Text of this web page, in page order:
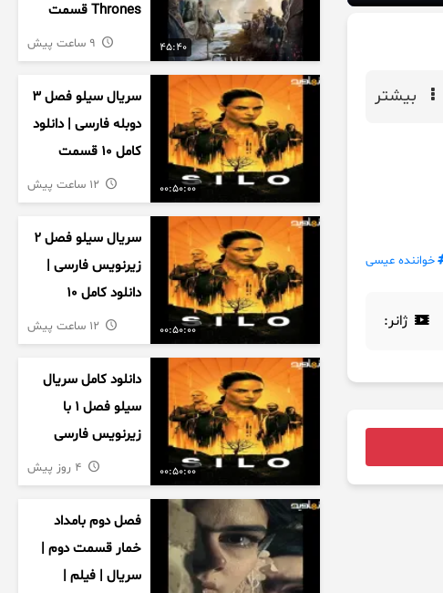
بیشتر
خواننده عیسی
ژانر:
45:40
Thrones قسمت
دوم فصل اول
زیرنویس فارسی
00:50:00
سریال سیلو فصل ۳
دوبله فارسی | دانلود
کامل ۱۰ قسمت
00:50:00
سریال سیلو فصل ۲
زیرنویس فارسی |
دانلود کامل ۱۰
قسمت
00:50:00
دانلود کامل سریال
سیلو فصل ۱ با
زیرنویس فارسی
فصل دوم بامداد
خمار قسمت دوم |
سریال | فیلم |